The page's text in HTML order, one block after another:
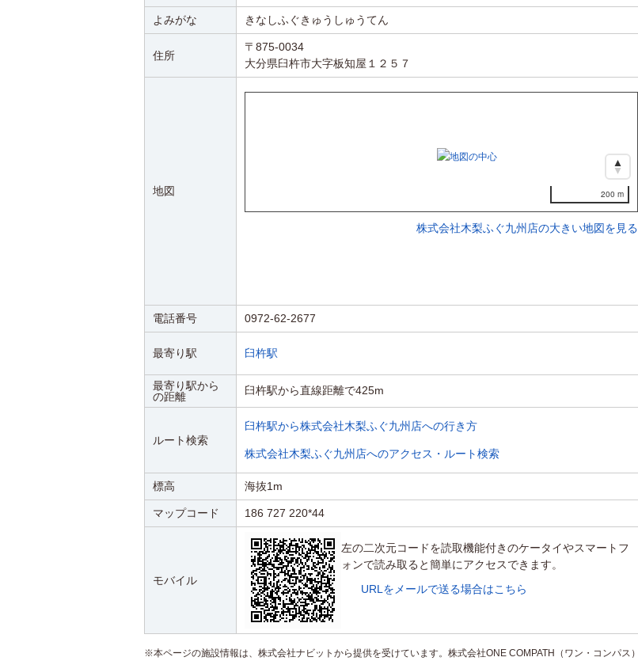
よみがな きなしふぐきゅうしゅうてん
住所
〒875-0034
大分県臼杵市大字板知屋１２５７
地図 200 m
株式会社木梨ふぐ九州店の大きい地図を見る
電話番号 0972-62-2677
最寄り駅 臼杵駅
最寄り駅から
の距離
臼杵駅から直線距離で425m
ルート検索
臼杵駅から株式会社木梨ふぐ九州店への行き方
株式会社木梨ふぐ九州店へのアクセス・ルート検索
標高 海抜1m
マップコード 186 727 220*44
モバイル
左の二次元コードを読取機能付きのケータイやスマートフ
ォンで読み取ると簡単にアクセスできます。
URLをメールで送る場合はこちら
※本ページの施設情報は、株式会社ナビットから提供を受けています。株式会社ONE COMPATH（ワン・コンパス）